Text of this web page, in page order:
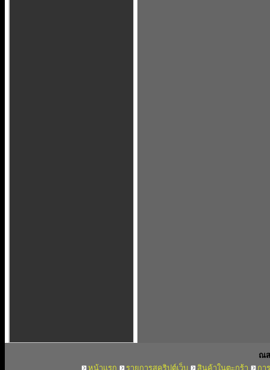
ณส
หน้าแรก
รายการสคริปต์เว็บ สินค้าในตะกร้า
กา